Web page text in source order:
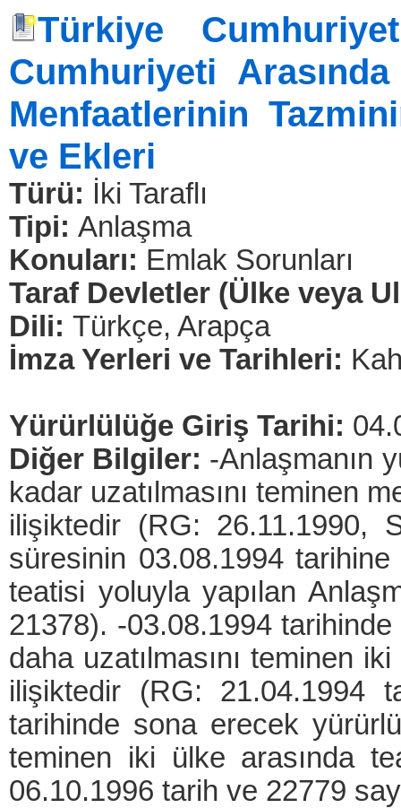
Türkiye
Cumhuriyeti
Menfaatlerinin
ve Ekleri
Türü: İki Taraflı
Tipi: Anlaşma
Konuları: Emlak Sorunları
Taraf Devletler (Ülke veya
Dili: Türkçe, Arapça
İmza Yerleri ve Tarihleri:
Yürürlülüğe Giriş Tarihi:
Diğer Bilgiler: -Anlaşmanın
kadar uzatılmasını teminen
ilişiktedir (RG: 26.11.1990,
süresinin 03.08.1994 tarihine
teatisi yoluyla yapılan
21378). -03.08.1994
daha uzatılmasını teminen
ilişiktedir (RG: 21.04.1994
tarihinde sona erecek
teminen iki ülke arasında
06.10.1996 tarih ve 22779